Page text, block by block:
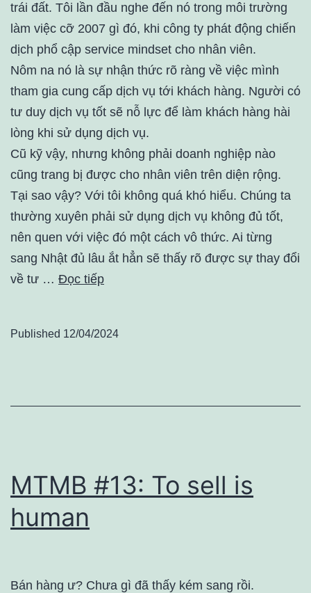
trái đất. Tôi lần đầu nghe đến nó trong môi trường
làm việc cỡ 2007 gì đó, khi công ty phát động chiến
dịch phổ cập service mindset cho nhân viên.
Nôm na nó là sự nhận thức rõ ràng về việc mình
tham gia cung cấp dịch vụ tới khách hàng. Người có
tư duy dịch vụ tốt sẽ nỗ lực để làm khách hàng hài
lòng khi sử dụng dịch vụ.
Cũ kỹ vậy, nhưng không phải doanh nghiệp nào
cũng trang bị được cho nhân viên trên diện rộng.
Tại sao vậy? Với tôi không quá khó hiểu. Chúng ta
thường xuyên phải sử dụng dịch vụ không đủ tốt,
nên quen với việc đó một cách vô thức. Ai từng
sang Nhật đủ lâu ắt hẳn sẽ thấy rõ được sự thay đổi
về tư … Đọc tiếp
Published 12/04/2024
MTMB #13: To sell is
human
Bán hàng ư? Chưa gì đã thấy kém sang rồi.